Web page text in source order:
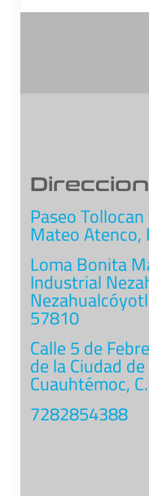
Paseo
Mateo Atenco,
Loma Bonita
Industrial
57810
Calle 5 de
de la Ciudad
Cuauhtémoc,
7282854388